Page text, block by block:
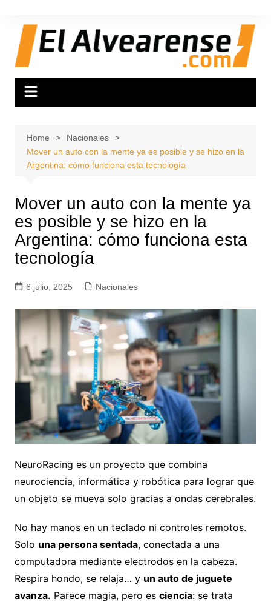
content
Home
Nacionales
Mover un auto con la mente ya es posible y se hizo en la
Argentina: cómo funciona esta tecnología
Mover un auto con la mente ya
es posible y se hizo en la
Argentina: cómo funciona esta
tecnología
6 julio, 2025 Nacionales
NeuroRacing es un proyecto que combina
neurociencia, informática y robótica para lograr que
un objeto se mueva solo gracias a ondas cerebrales.
No hay manos en un teclado ni controles remotos.
Solo una persona sentada, conectada a una
computadora mediante electrodos en la cabeza.
Respira hondo, se relaja… y un auto de juguete
avanza. Parece magia, pero es ciencia: se trata